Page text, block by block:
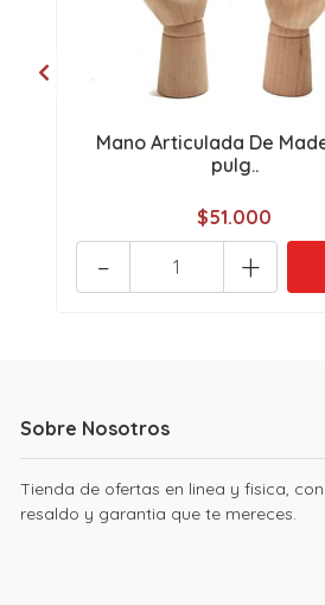
Mano Articulada De
pulg..
$51.000
+
-
Sobre Nosotros
Tienda de ofertas en linea y fisica,
resaldo y garantia que te mereces.